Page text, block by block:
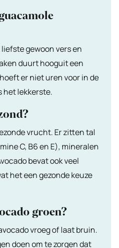
gewoon vers en
duurt hooguit een
er niet uren voor in de
het lekkerste.
vrucht. Er zitten tal
C, B6 en E), mineralen
bevat ook veel
het een gezonde keuze
groen?
vroeg of laat bruin.
doen om te zorgen dat